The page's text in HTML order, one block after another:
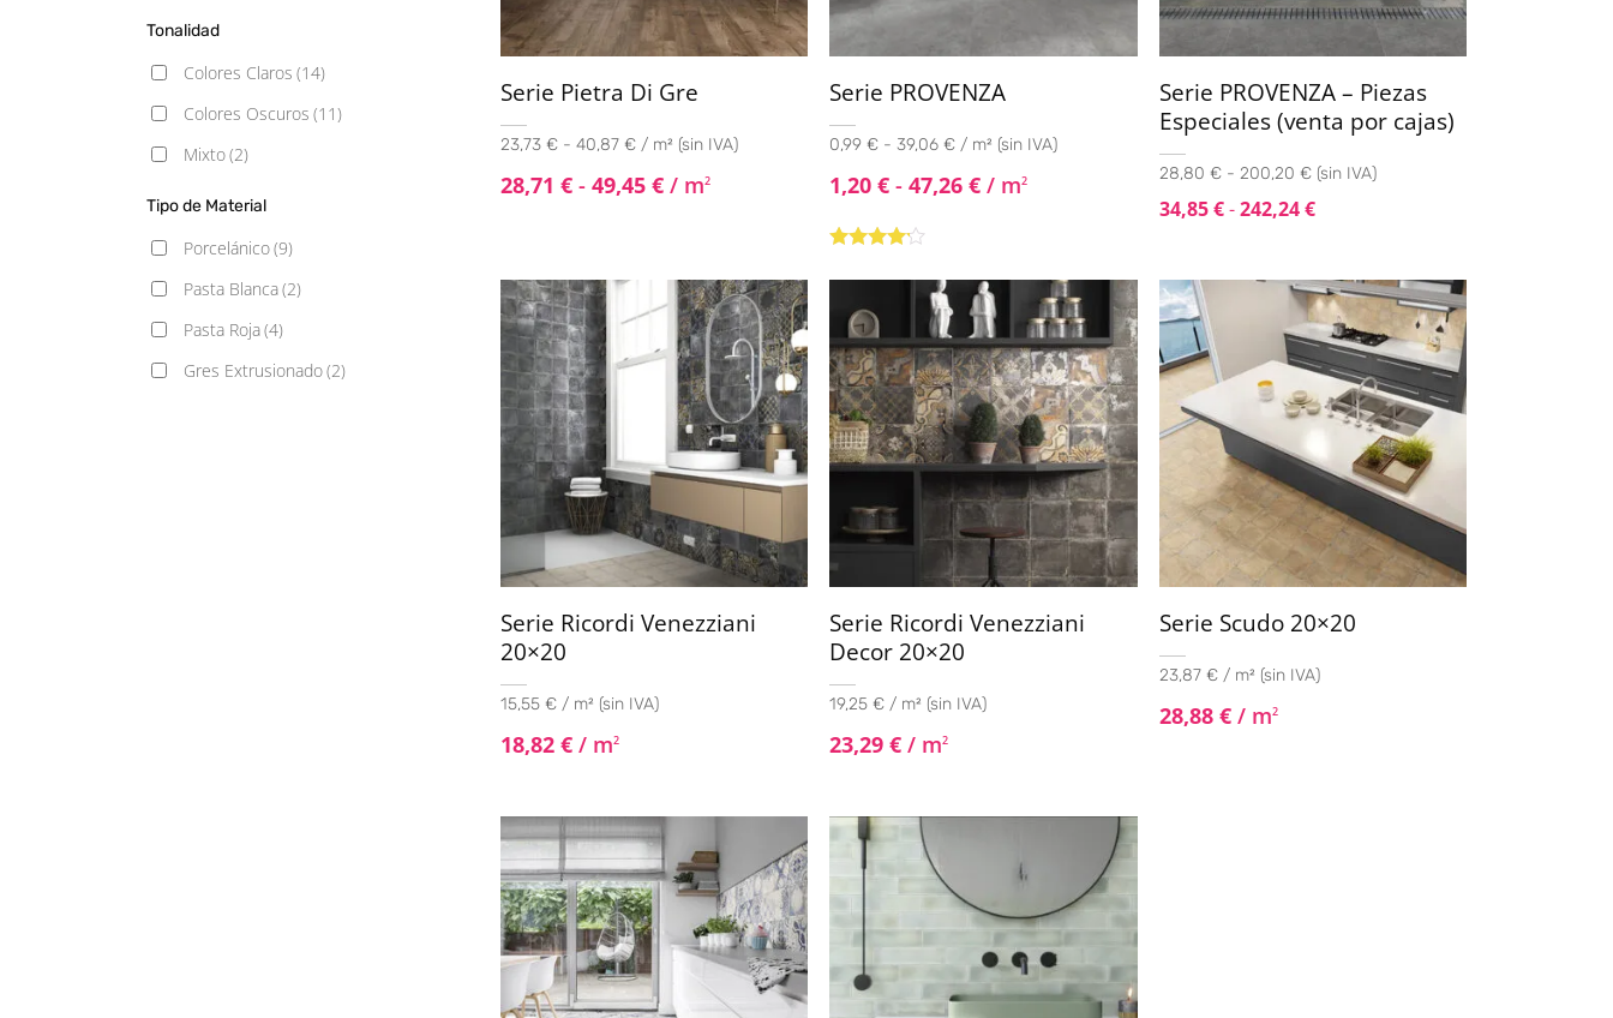
120x120 (1)
Tonalidad
Colores Claros (14)
Colores Oscuros (11)
Mixto(2)
Tipo de Material
Porcelánico(9)
Pasta Blanca(2)
Pasta Roja(4)
Gres Extrusionado(2)
Serie Pietra Di Gre
23,73 € - 40,87 € / m² (sin IVA)
28,71 € - 49,45 € / m2
Serie PROVENZA
0,99 € - 39,06 € / m² (sin IVA)
1,20€ - 47,26€ / m2
con4.00
Serie PROVENZA – Piezas
Especiales (venta por cajas)
28,80 € - 200,20 € (sin IVA)
34,85€-242,24€
Serie Ricordi Venezziani
20×20
15,55 € / m² (sin IVA)
18,82 € / m2
Serie Ricordi Venezziani
Decor 20×20
19,25 € / m² (sin IVA)
23,29€ / m2
Serie Scudo 20×20
23,87 € / m² (sin IVA)
28,88 €/ m2